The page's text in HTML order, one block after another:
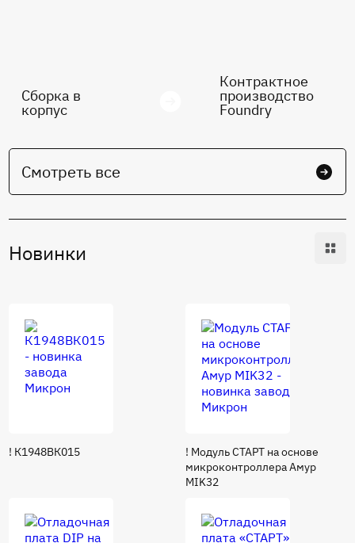
Сборка в
корпус
Контрактное
производство
Foundry
Смотреть все
Новинки
! К1948ВК015
! Модуль СТАРТ на основе
микроконтроллера Амур
MIK32